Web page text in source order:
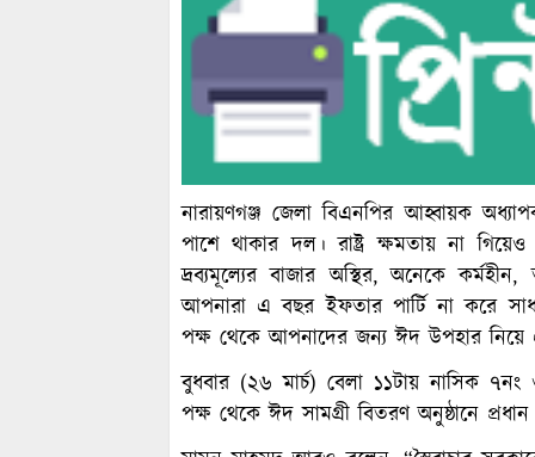
নারায়ণগঞ্জ জেলা বিএনপির আহ্বায়ক
পাশে থাকার দল। রাষ্ট্র ক্ষমতায় না
দ্রব্যমূল্যের বাজার অস্থির, অনেকে
আপনারা এ বছর ইফতার পার্টি না করে
পক্ষ থেকে আপনাদের জন্য ঈদ উপহার নিয়ে
বুধবার (২৬ মার্চ) বেলা ১১টায় নাসিক
পক্ষ থেকে ঈদ সামগ্রী বিতরণ অনুষ্ঠানে